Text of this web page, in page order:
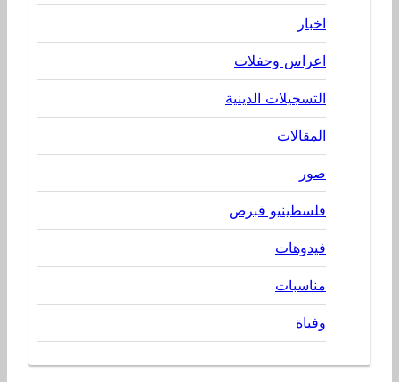
اخبار
اعراس وحفلات
التسجيلات الدينية
المقالات
صور
فلسطينيو قبرص
فيدوهات
مناسبات
وفياة